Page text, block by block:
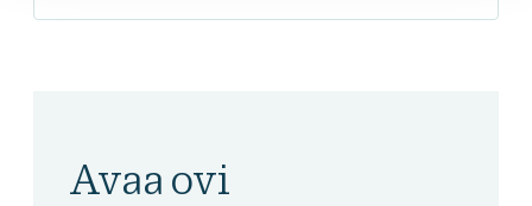
Avaa ovi